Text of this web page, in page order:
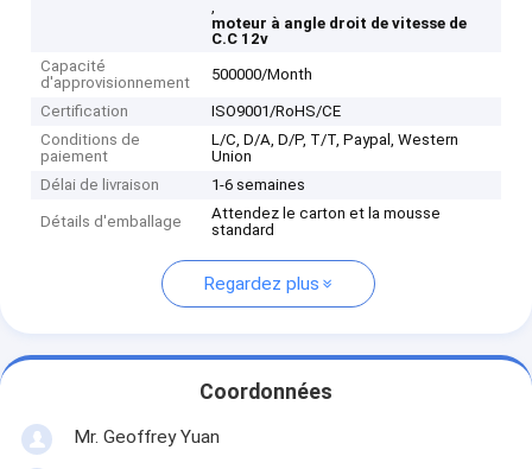
,
moteur à angle droit de vitesse de
C.C 12v
Capacité
d'approvisionnement
500000/Month
Certification
ISO9001/RoHS/CE
Conditions de
paiement
L/C, D/A, D/P, T/T, Paypal, Western
Union
Délai de livraison
1-6 semaines
Détails d'emballage
Attendez le carton et la mousse
standard
Regardez plus
Coordonnées
Mr. Geoffrey Yuan